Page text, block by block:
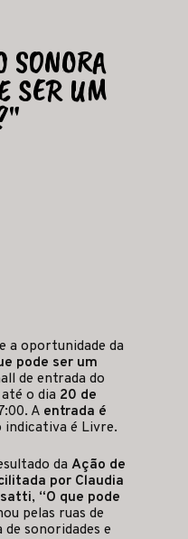
SONORA
SER UM
a oportunidade da
pode ser um
de entrada do
o dia 20 de
A entrada é
indicativa é Livre.
daAção de
por Claudia
, “O que pode
pelas ruas de
sonoridades e